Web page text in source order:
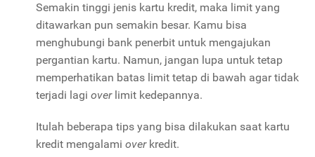
Semakin tinggi jenis kartu kredit, maka limit yang
ditawarkan pun semakin besar. Kamu bisa
menghubungi bank penerbit untuk mengajukan
pergantian kartu. Namun, jangan lupa untuk tetap
memperhatikan batas limit tetap di bawah agar tidak
terjadi lagi overlimit kedepannya.
Itulah beberapa tips yang bisa dilakukan saat kartu
kredit mengalami overkredit.